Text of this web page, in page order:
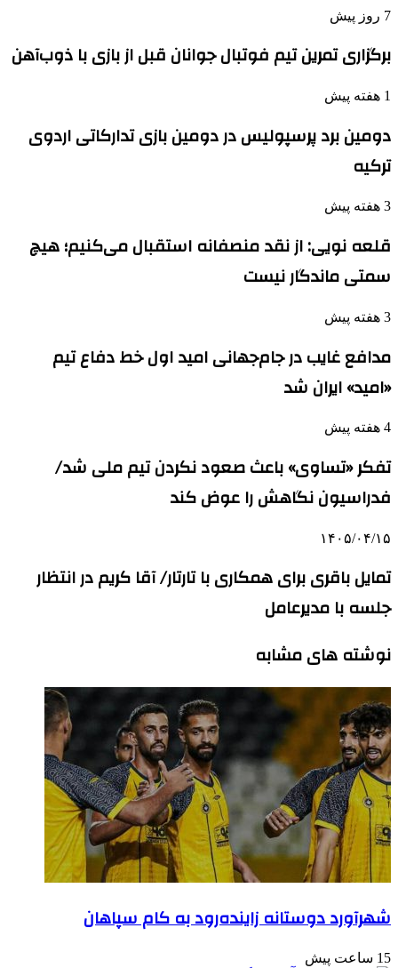
7 روز پیش
برگزاری تمرین تیم فوتبال جوانان قبل از بازی با ذوب‌آهن
1 هفته پیش
دومین برد پرسپولیس در دومین بازی تدارکاتی اردوی
ترکیه
3 هفته پیش
قلعه نویی: از نقد منصفانه استقبال می‌کنیم؛ هیچ
سمتی ماندگار نیست
3 هفته پیش
مدافع غایب در جام‌جهانی امید اول خط دفاع تیم
«امید» ایران شد
4 هفته پیش
تفکر «تساوی» باعث صعود نکردن تیم ملی شد/
فدراسیون نگاهش را عوض کند
۱۴۰۵/۰۴/۱۵
تمایل باقری برای همکاری با تارتار/ آقا کریم در انتظار
جلسه با مدیرعامل
نوشته های مشابه
شهرآورد دوستانه زاینده‌رود به کام سپاهان
15 ساعت پیش